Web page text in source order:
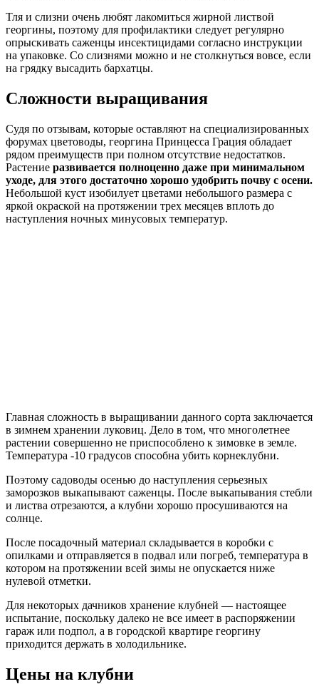
Тля и слизни очень любят лакомиться жирной листвой
георгины, поэтому для профилактики следует регулярно
опрыскивать саженцы инсектицидами согласно инструкции
на упаковке. Со слизнями можно и не столкнуться вовсе, если
на грядку высадить бархатцы.
Сложности выращивания
Судя по отзывам, которые оставляют на специализированных
форумах цветоводы, георгина Принцесса Грация обладает
рядом преимуществ при полном отсутствие недостатков.
Растение развивается полноценно даже при минимальном
уходе, для этого достаточно хорошо удобрить почву с осени.
Небольшой куст изобилует цветами небольшого размера с
яркой окраской на протяжении трех месяцев вплоть до
наступления ночных минусовых температур.
Главная сложность в выращивании данного сорта заключается
в зимнем хранении луковиц. Дело в том, что многолетнее
растении совершенно не приспособлено к зимовке в земле.
Температура -10 градусов способна убить корнеклубни.
Поэтому садоводы осенью до наступления серьезных
заморозков выкапывают саженцы. После выкапывания стебли
и листва отрезаются, а клубни хорошо просушиваются на
солнце.
После посадочный материал складывается в коробки с
опилками и отправляется в подвал или погреб, температура в
котором на протяжении всей зимы не опускается ниже
нулевой отметки.
Для некоторых дачников хранение клубней — настоящее
испытание, поскольку далеко не все имеет в распоряжении
гараж или подпол, а в городской квартире георгину
приходится держать в холодильнике.
Цены на клубни